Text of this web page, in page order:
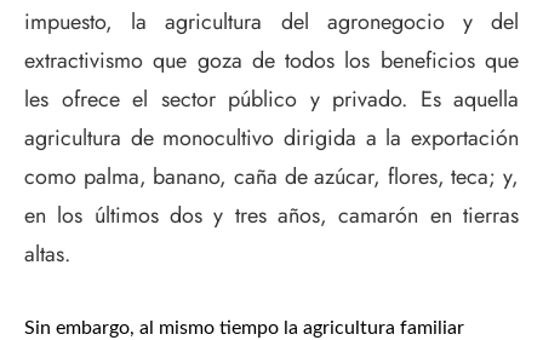
impuesto, la agricultura del agronegocio y del
extractivismo que goza de todos los beneficios que
les ofrece el sector público y privado. Es aquella
agricultura de monocultivo dirigida a la exportación
como palma, banano, caña de azúcar, flores, teca; y,
en los últimos dos y tres años, camarón en tierras
altas.
Sin embargo, al mismo tiempo la agricultura familiar